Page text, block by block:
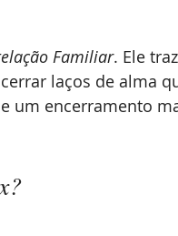
Familiar. Ele
laços de alma
um encerramento